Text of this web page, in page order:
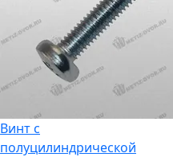
Винт с
полуцилиндрической